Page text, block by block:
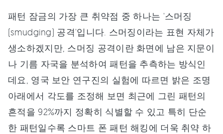
패턴 잠금의 가장 큰 취약점 중 하나는 '스머징
(smudging) 공격'입니다. 스머징이라는 표현 자체가
생소하겠지만, 스머징 공격이란 화면에 남은 지문이
나 기름 자국을 분석하여 패턴을 추측하는 방식인
데요, 영국 보안 연구진의 실험에 따르면 밝은 조명
아래에서 각도를 조정해 보면 최근에 그린 패턴의
흔적을 92%까지 정확히 식별할 수 있고 특히 단순
한 패턴일수록 스마트 폰 패턴 해킹에 더욱 취약 하